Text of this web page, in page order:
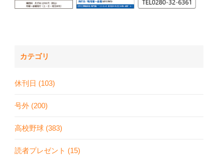
カテゴリ
休刊日 (103)
号外 (200)
高校野球 (383)
読者プレゼント (15)